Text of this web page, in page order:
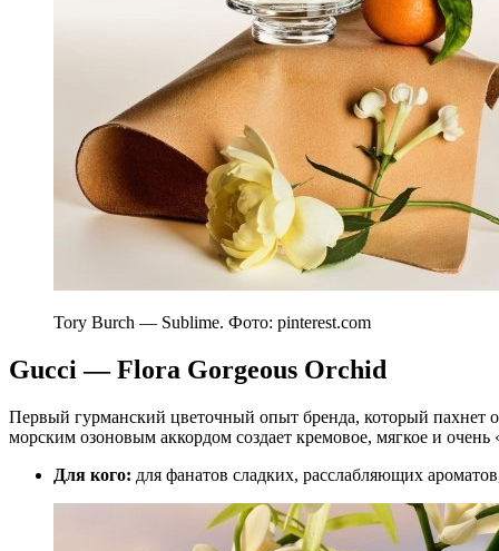
Tory Burch — Sublime. Фото: pinterest.com
Gucci — Flora Gorgeous Orchid
Первый гурманский цветочный опыт бренда, который пахнет
морским озоновым аккордом создает кремовое, мягкое и очень
Для кого: для фанатов сладких, расслабляющих